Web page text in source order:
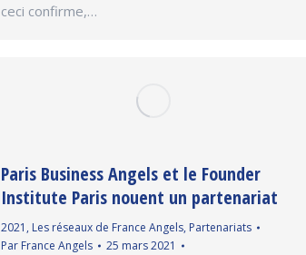
ceci confirme,…
Paris Business Angels et le Founder
Institute Paris nouent un partenariat
2021, Les réseaux de France Angels, Partenariats
Par France Angels
25 mars 2021